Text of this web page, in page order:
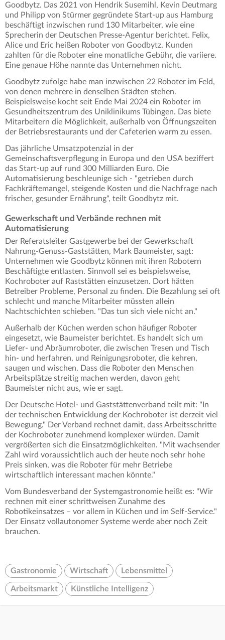
Goodbytz. Das 2021 von Hendrik Susemihl, Kevin Deutmarg
und Philipp von Stürmer gegründete Start-up aus Hamburg
beschäftigt inzwischen rund 130 Mitarbeiter, wie eine
Sprecherin der Deutschen Presse-Agentur berichtet. Felix,
Alice und Eric heißen Roboter von Goodbytz. Kunden
zahlten für die Roboter eine monatliche Gebühr, die variiere.
Eine genaue Höhe nannte das Unternehmen nicht.
Goodbytz zufolge habe man inzwischen 22 Roboter im Feld,
von denen mehrere in denselben Städten stehen.
Beispielsweise kocht seit Ende Mai 2024 ein Roboter im
Gesundheitszentrum des Uniklinikums Tübingen. Das biete
Mitarbeitern die Möglichkeit, außerhalb von Öffnungszeiten
der Betriebsrestaurants und der Cafeterien warm zu essen.
Das jährliche Umsatzpotenzial in der
Gemeinschaftsverpflegung in Europa und den USA beziffert
das Start-up auf rund 300 Milliarden Euro. Die
Automatisierung beschleunige sich - "getrieben durch
Fachkräftemangel, steigende Kosten und die Nachfrage nach
frischer, gesunder Ernährung", teilt Goodbytz mit.
Gewerkschaft und Verbände rechnen mit
Automatisierung
Der Referatsleiter Gastgewerbe bei der Gewerkschaft
Nahrung-Genuss-Gaststätten, Mark Baumeister, sagt:
Unternehmen wie Goodbytz können mit ihren Robotern
Beschäftigte entlasten. Sinnvoll sei es beispielsweise,
Kochroboter auf Raststätten einzusetzen. Dort hätten
Betreiber Probleme, Personal zu finden. Die Bezahlung sei oft
schlecht und manche Mitarbeiter müssten allein
Nachtschichten schieben. "Das tun sich viele nicht an."
Außerhalb der Küchen werden schon häufiger Roboter
eingesetzt, wie Baumeister berichtet. Es handelt sich um
Liefer- und Abräumroboter, die zwischen Tresen und Tisch
hin- und herfahren, und Reinigungsroboter, die kehren,
saugen und wischen. Dass die Roboter den Menschen
Arbeitsplätze streitig machen werden, davon geht
Baumeister nicht aus, wie er sagt.
Der Deutsche Hotel- und Gaststättenverband teilt mit: "In
der technischen Entwicklung der Kochroboter ist derzeit viel
Bewegung." Der Verband rechnet damit, dass Arbeitsschritte
der Kochroboter zunehmend komplexer würden. Damit
vergrößerten sich die Einsatzmöglichkeiten. "Mit wachsender
Zahl wird voraussichtlich auch der heute noch sehr hohe
Preis sinken, was die Roboter für mehr Betriebe
wirtschaftlich interessant machen könnte."
Vom Bundesverband der Systemgastronomie heißt es: "Wir
rechnen mit einer schrittweisen Zunahme des
Robotikeinsatzes – vor allem in Küchen und im Self-Service."
Der Einsatz vollautonomer Systeme werde aber noch Zeit
brauchen.
Gastronomie Wirtschaft Lebensmittel
Arbeitsmarkt Künstliche Intelligenz